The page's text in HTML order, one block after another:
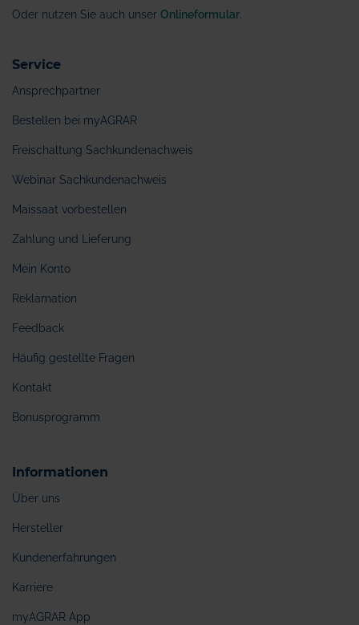
Oder nutzen Sie auch unser Onlineformular
Service
Ansprechpartner
Bestellen bei myAGRAR
Freischaltung Sachkundenachweis
Webinar Sachkundenachweis
Maissaat vorbestellen
Zahlung und Lieferung
Mein Konto
Reklamation
Feedback
Häufig gestellte Fragen
Kontakt
Bonusprogramm
Informationen
Über uns
Hersteller
Kundenerfahrungen
Karriere
myAGRAR App